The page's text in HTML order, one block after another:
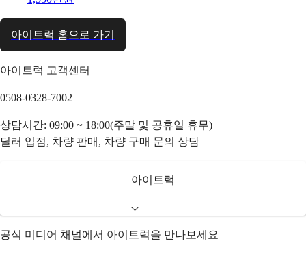
아이트럭 홈으로 가기
아이트럭 고객센터
0508-0328-7002
상담시간: 09:00 ~ 18:00(주말 및 공휴일 휴무)
딜러 입점, 차량 판매, 차량 구매 문의 상담
아이트럭
공식 미디어 채널에서 아이트럭을 만나보세요